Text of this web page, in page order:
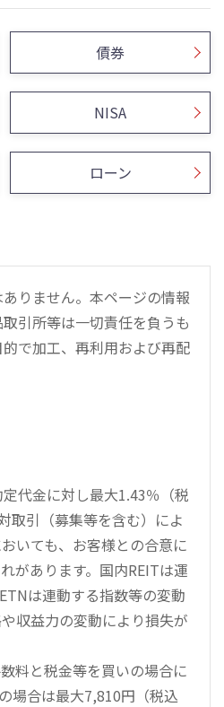
債券
NISA
ローン
りません。本ページの情報
引所等は一切責任を負うも
で加工、再利用および再配
代金に対し最大1.43％（税
取引（募集等を含む）によ
いても、お客様との合意に
があります。国内REITは運
は連動する指数等の変動
収益力の変動により損失が
料と税金等を買いの場合に
場合は最大7,810円（税込